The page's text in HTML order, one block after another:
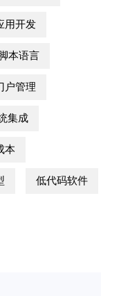
用开发
本语言
户管理
集成
本
低代码软件